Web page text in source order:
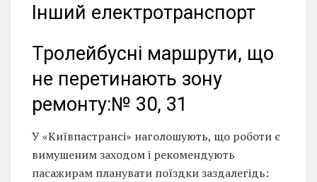
Інший електротранспорт
Тролейбусні маршрути, що
не перетинають зону
ремонту:№ 30, 31
У «Київпастрансі» наголошують, що роботи є
вимушеним заходом і рекомендують
пасажирам планувати поїздки заздалегідь: